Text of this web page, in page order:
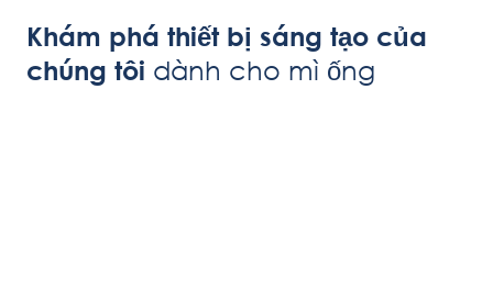
Khám phá thiết bị sáng tạo của
chúng tôi dành cho mì ống